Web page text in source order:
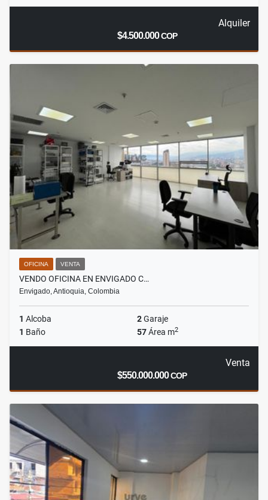
Alquiler
$4.500.000COP
OFICINA VENTA
VENDO OFICINA EN ENVIGADO C…
Envigado, Antioquia, Colombia
1 Alcoba 2Garaje
1 Baño 57Área m2
Venta
$550.000.000COP